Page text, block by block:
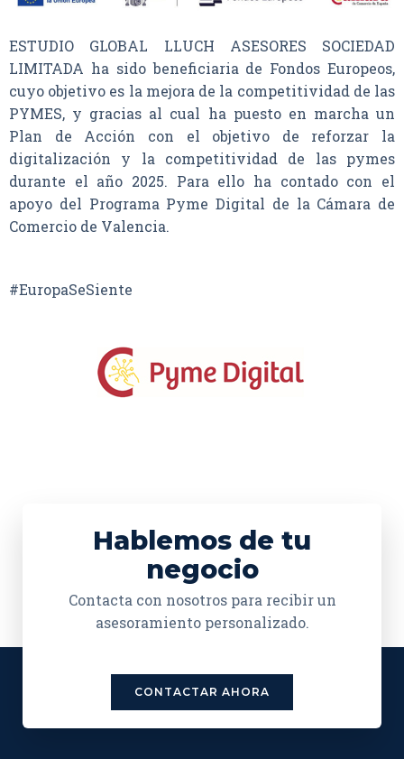
ESTUDIO GLOBAL LLUCH ASESORES SOCIEDAD
LIMITADA ha sido beneficiaria de Fondos Europeos,
cuyo objetivo es la mejora de la competitividad de las
PYMES, y gracias al cual ha puesto en marcha un
Plan de Acción con el objetivo de reforzar la
digitalización y la competitividad de las pymes
durante el año 2025. Para ello ha contado con el
apoyo del Programa Pyme Digital de la Cámara de
Comercio de Valencia.
#EuropaSeSiente
Hablemos de tu
negocio
Contacta con nosotros para recibir un
asesoramiento personalizado.
CONTACTAR AHORA